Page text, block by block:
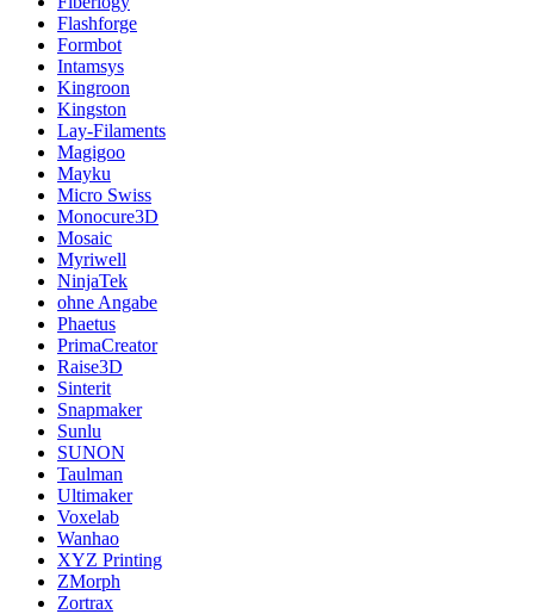
Flashforge
Formbot
Intamsys
Kingroon
Kingston
Lay-Filaments
Magigoo
Mayku
Micro Swiss
Monocure3D
Mosaic
Myriwell
NinjaTek
ohne Angabe
Phaetus
PrimaCreator
Raise3D
Sinterit
Snapmaker
Sunlu
SUNON
Taulman
Ultimaker
Voxelab
Wanhao
XYZ Printing
ZMorph
Zortrax